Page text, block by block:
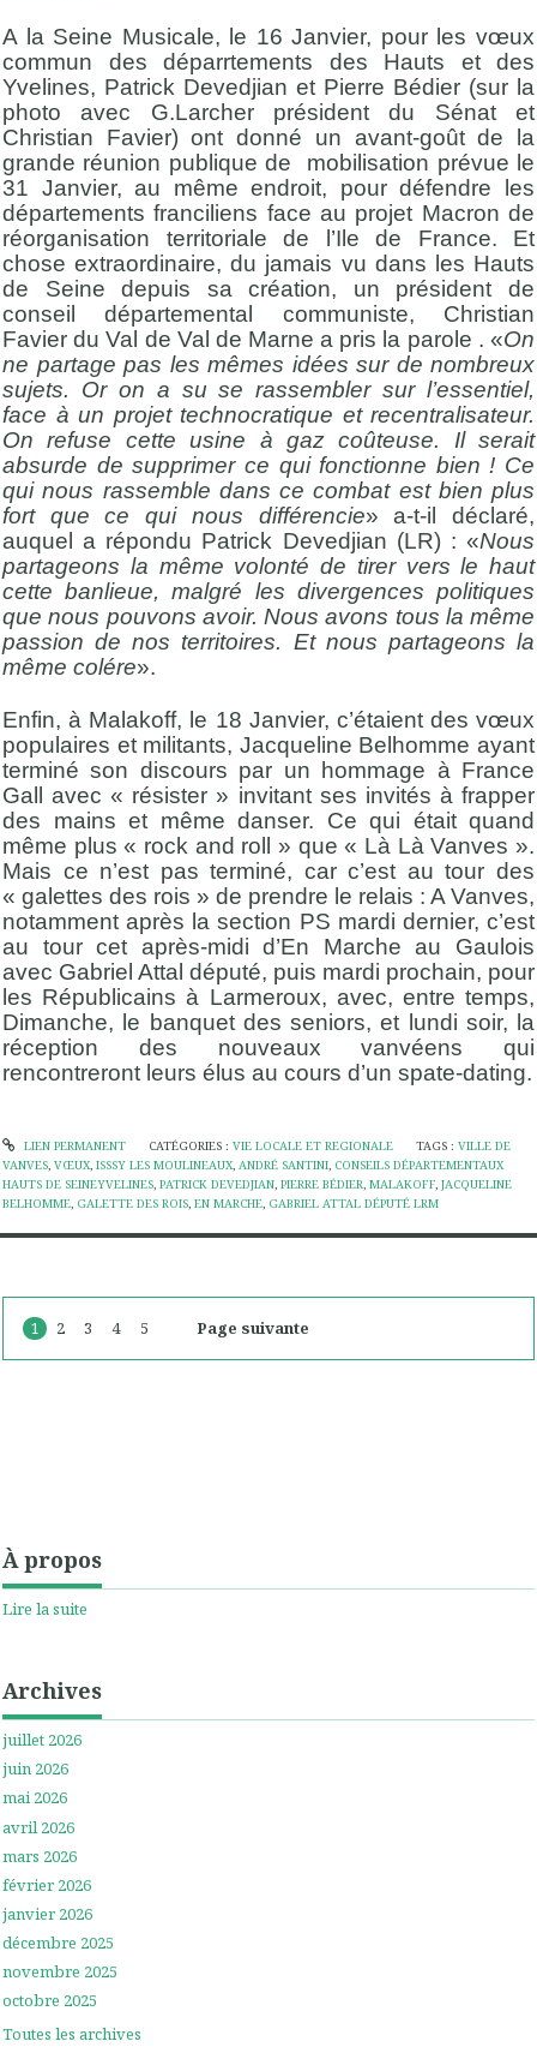
A la Seine Musicale, le 16 Janvier, pour les vœux
commun des déparrtements des Hauts et des
Yvelines, Patrick Devedjian et Pierre Bédier (sur la
photo avec G.Larcher président du Sénat et
Christian Favier) ont donné un avant-goût de la
grande réunion publique de mobilisation prévue le
31 Janvier, au même endroit, pour défendre les
départements franciliens face au projet Macron de
réorganisation territoriale de l’Ile de France. Et
chose extraordinaire, du jamais vu dans les Hauts
de Seine depuis sa création, un président de
conseil départemental communiste, Christian
Favier du Val de Val de Marne a pris la parole . «On
ne partage pas les mêmes idées sur de nombreux
sujets. Or on a su se rassembler sur l’essentiel,
face à un projet technocratique et recentralisateur.
On refuse cette usine à gaz coûteuse. Il serait
absurde de supprimer ce qui fonctionne bien ! Ce
qui nous rassemble dans ce combat est bien plus
fort que ce qui nous différencie» a-t-il déclaré,
auquel a répondu Patrick Devedjian (LR) : «Nous
partageons la même volonté de tirer vers le haut
cette banlieue, malgré les divergences politiques
que nous pouvons avoir. Nous avons tous la même
passion de nos territoires. Et nous partageons la
même colére».
Enfin, à Malakoff, le 18 Janvier, c’étaient des vœux
populaires et militants, Jacqueline Belhomme ayant
terminé son discours par un hommage à France
Gall avec « résister » invitant ses invités à frapper
des mains et même danser. Ce qui était quand
même plus « rock and roll » que « Là Là Vanves ».
Mais ce n’est pas terminé, car c’est au tour des
« galettes des rois » de prendre le relais : A Vanves,
notamment après la section PS mardi dernier, c’est
au tour cet après-midi d’En Marche au Gaulois
avec Gabriel Attal député, puis mardi prochain, pour
les Républicains à Larmeroux, avec, entre temps,
Dimanche, le banquet des seniors, et lundi soir, la
réception des nouveaux vanvéens qui
rencontreront leurs élus au cours d’un spate-dating.
LIEN PERMANENT CATÉGORIES : VIE LOCALE ET REGIONALE TAGS :VILLE DE
VANVES, VŒUX, ISSSY LES MOULINEAUX, ANDRÉ SANTINI, CONSEILS DÉPARTEMENTAUX
HAUTS DE SEINEYVELINES, PATRICK DEVEDJIAN, PIERRE BÉDIER, MALAKOFF, JACQUELINE
BELHOMME, GALETTE DES ROIS, EN MARCHE, GABRIEL ATTAL DÉPUTÉ LRM
1 2 3 4 5 Page suivante
À propos
Lire la suite
Archives
juillet 2026
juin 2026
mai 2026
avril 2026
mars 2026
février 2026
janvier 2026
décembre 2025
novembre 2025
octobre 2025
Toutes les archives